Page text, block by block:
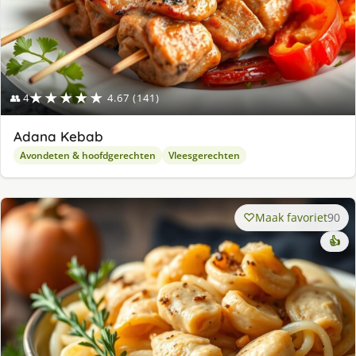
👥 4★★★★★ 4.67 (141)
Adana Kebab
Avondeten & hoofdgerechten Vleesgerechten
Maak favoriet90
👍